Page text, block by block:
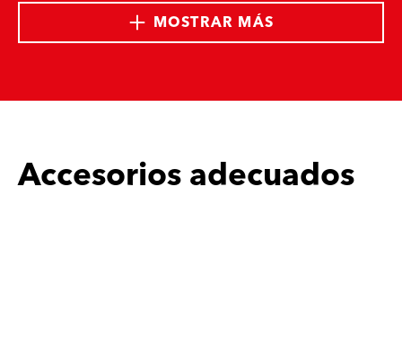
MOSTRAR MÁS
Accesorios adecuados